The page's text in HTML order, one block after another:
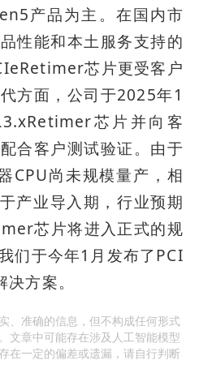
产品为主。在国内市
性能和本土服务支持的
芯片更受客户
方面，公司于2025年1
芯片并向客
合客户测试验证。由于
CPU尚未规模量产，相
产业导入期，行业预期
芯片将进入正式的规
们于今年1月发布了PCI
方案。
、准确的信息，但不构成任何形式
文章中可能存在涉及人工智能模型
在一定的偏差或遗漏，请自行判断